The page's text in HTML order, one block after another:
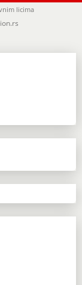
licima